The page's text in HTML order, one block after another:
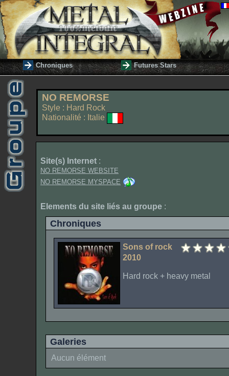
Chroniques Futures Stars
NO REMORSE
Style : Hard Rock
Nationalité : Italie
Site(s) Internet :
NO REMORSE WEBSITE
NO REMORSE MYSPACE
Elements du site liés au groupe :
Chroniques
Sons of rock
2010
Hard rock + heavy metal
Galeries
Aucun élément